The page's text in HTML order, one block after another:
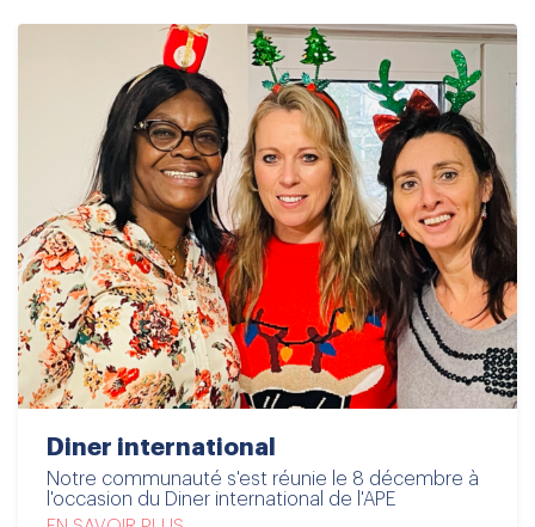
Diner international
Notre communauté s'est réunie le 8 décembre à
l'occasion du Diner international de l'APE